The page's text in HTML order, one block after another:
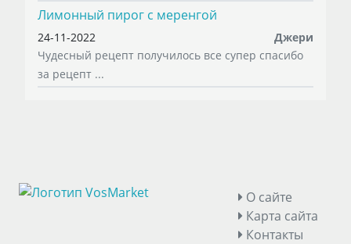
Лимонный пирог с меренгой
24-11-2022
Джери
Чудесный рецепт получилось все супер спасибо
за рецепт ...
О сайте
Карта сайта
Контакты